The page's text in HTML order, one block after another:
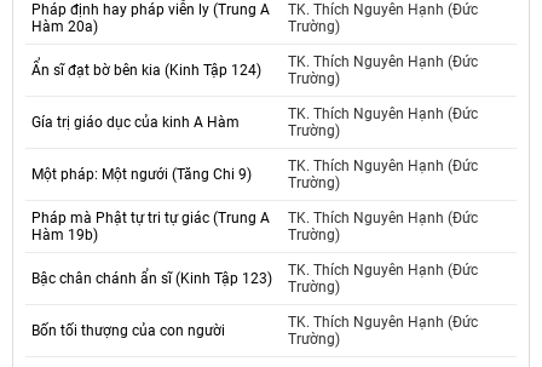
Pháp định hay pháp viễn ly (Trung A
Hàm 20a)
TK. Thích Nguyên Hạnh (Đức
Trường)
Ẩn sĩ đạt bờ bên kia (Kinh Tập 124)
TK. Thích Nguyên Hạnh (Đức
Trường)
Gía trị giáo dục của kinh A Hàm
TK. Thích Nguyên Hạnh (Đức
Trường)
Một pháp: Một ngưới (Tăng Chi 9)
TK. Thích Nguyên Hạnh (Đức
Trường)
Pháp mà Phật tự tri tự giác (Trung A
Hàm 19b)
TK. Thích Nguyên Hạnh (Đức
Trường)
Bậc chân chánh ẩn sĩ (Kinh Tập 123)
TK. Thích Nguyên Hạnh (Đức
Trường)
Bốn tối thượng của con người
TK. Thích Nguyên Hạnh (Đức
Trường)